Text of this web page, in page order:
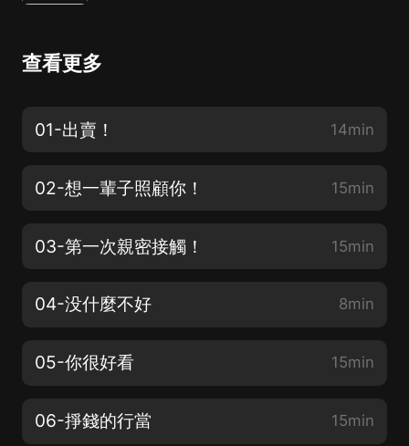
查看更多
01-出賣！ 14min
02-想一輩子照顧你！ 15min
03-第一次親密接觸！ 15min
04-没什麼不好 8min
05-你很好看 15min
06-掙錢的行當 15min